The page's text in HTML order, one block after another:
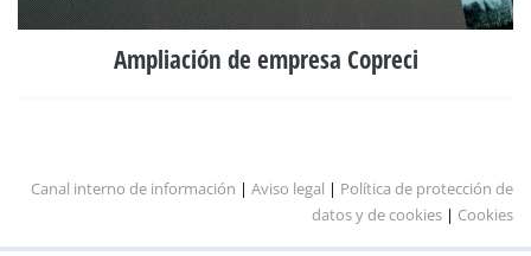
Ampliación de empresa Copreci
Canal interno de información | Aviso legal | Política de protección de
datos y de cookies | Cookies